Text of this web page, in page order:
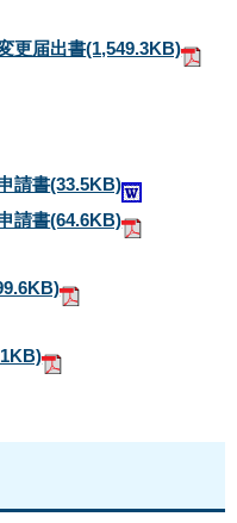
更届出書(1,549.3KB)
請書(33.5KB)
請書(64.6KB)